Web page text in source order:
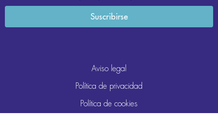
Aviso legal
Política de privacidad
Política de cookies